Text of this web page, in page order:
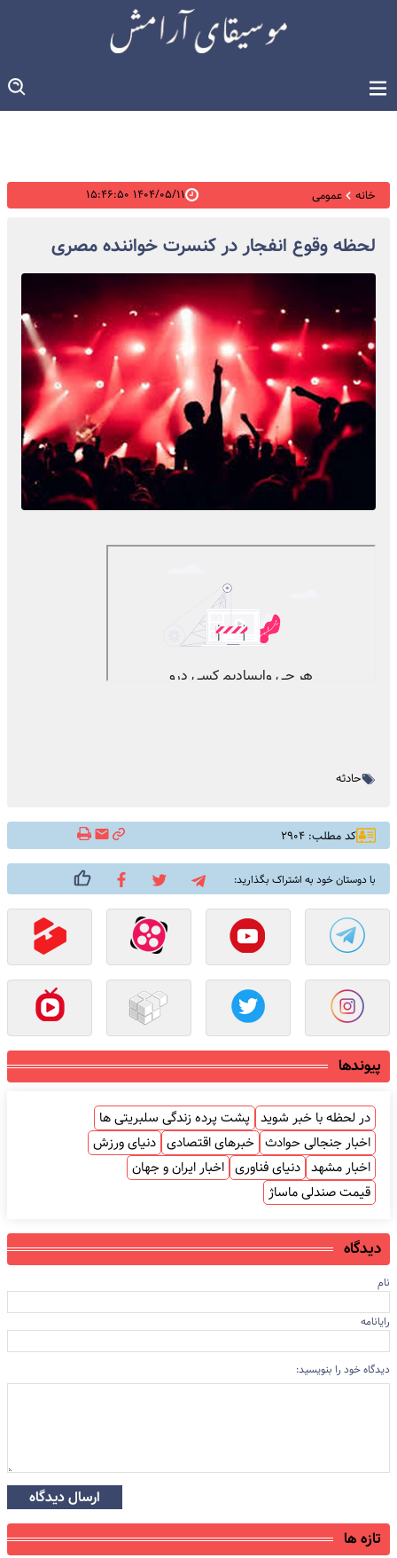
خانه عمومی ۱۴۰۴/۰۵/۱۱ ۱۵:۴۶:۵۰
لحظه وقوع انفجار در کنسرت خواننده مصری
حادثه
کد مطلب: ۲۹۰۴
با دوستان خود به اشتراک بگذارید:
پیوندها
در لحظه با خبر شوید پشت پرده زندگی سلبریتی ها
اخبار جنجالی حوادث خبرهای اقتصادی دنیای ورزش
اخبار مشهد دنیای فناوری اخبار ایران و جهان
قیمت صندلی ماساژ
دیدگاه
نام
رایانامه
دیدگاه خود را بنویسید:
ارسال دیدگاه
تازه ها